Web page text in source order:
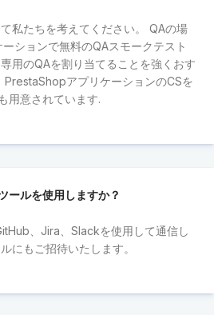
私たちを考えてください。 QAの場
ションで無料のQAスモークテスト
用のQAを割り当てることを強くおす
PrestaShopアプリケーションのCSを
用意されています.
ルを使用しますか？
、Jira、Slackを使用して通信し
にもご招待いたします。